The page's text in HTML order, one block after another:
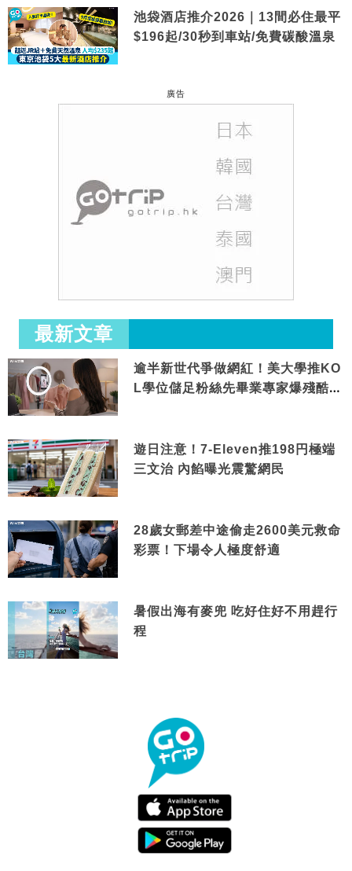
池袋酒店推介2026｜13間必住最平
$196起/30秒到車站/免費碳酸溫泉
廣告
最新文章
逾半新世代爭做網紅！美大學推KO
L學位儲足粉絲先畢業專家爆殘酷現
遊日注意！7-Eleven推198円極端
三文治 內餡曝光震驚網民
28歲女郵差中途偷走2600美元救命
彩票！下場令人極度舒適
暑假出海有麥兜 吃好住好不用趕行
程